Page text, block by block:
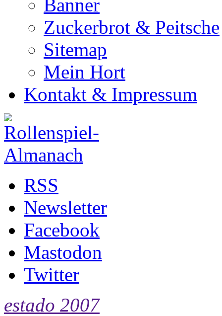
Banner
Zuckerbrot & Peitsche
Sitemap
Mein Hort
Kontakt & Impressum
RSS
Newsletter
Facebook
Mastodon
Twitter
estado 2007